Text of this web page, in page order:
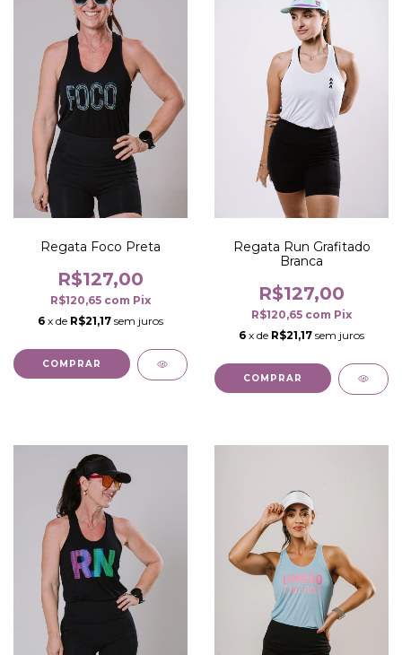
Regata Foco Preta
R$127,00
R$120,65 com Pix
6 x de R$21,17 sem juros
COMPRAR
Regata Run Grafitado
Branca
R$127,00
R$120,65 com Pix
6 x de R$21,17 sem juros
COMPRAR